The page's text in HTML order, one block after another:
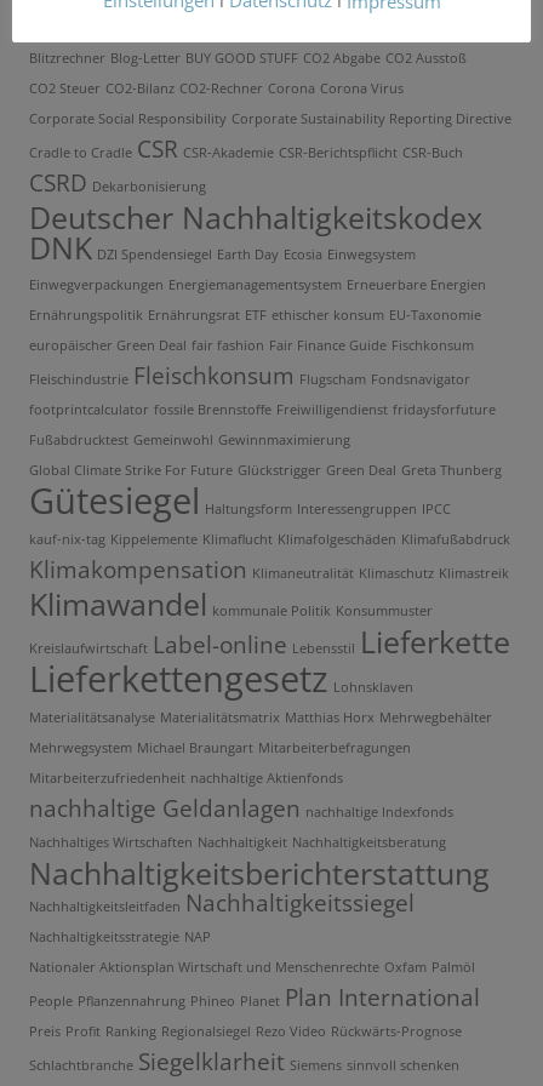
Blitzrechner Blog-Letter BUY GOOD STUFF CO2 Abgabe CO2 Ausstoß
CO2 Steuer CO2-Bilanz CO2-Rechner Corona Corona Virus
Corporate Social Responsibility Corporate Sustainability Reporting Directive
Cradle to Cradle CSR CSR-Akademie CSR-Berichtspflicht CSR-Buch
CSRD Dekarbonisierung
Deutscher Nachhaltigkeitskodex
DNK DZI Spendensiegel Earth Day Ecosia Einwegsystem
Einwegverpackungen Energiemanagementsystem Erneuerbare Energien
Ernährungspolitik Ernährungsrat ETF ethischer konsum EU-Taxonomie
europäischer Green Deal fair fashion Fair Finance Guide Fischkonsum
Fleischindustrie Fleischkonsum Flugscham Fondsnavigator
footprintcalculator fossile Brennstoffe Freiwilligendienst fridaysforfuture
Fußabdrucktest Gemeinwohl Gewinnmaximierung
Global Climate Strike For Future Glückstrigger Green Deal Greta Thunberg
Gütesiegel Haltungsform Interessengruppen IPCC
kauf-nix-tag Kippelemente Klimaflucht Klimafolgeschäden Klimafußabdruck
Klimakompensation Klimaneutralität Klimaschutz Klimastreik
Klimawandel kommunale Politik Konsummuster
Kreislaufwirtschaft Label-online Lebensstil Lieferkette
Lieferkettengesetz Lohnsklaven
Materialitätsanalyse Materialitätsmatrix Matthias Horx Mehrwegbehälter
Mehrwegsystem Michael Braungart Mitarbeiterbefragungen
Mitarbeiterzufriedenheit nachhaltige Aktienfonds
nachhaltige Geldanlagen nachhaltige Indexfonds
Nachhaltiges Wirtschaften Nachhaltigkeit Nachhaltigkeitsberatung
Nachhaltigkeitsberichterstattung
Nachhaltigkeitsleitfaden Nachhaltigkeitssiegel
Nachhaltigkeitsstrategie NAP
Nationaler Aktionsplan Wirtschaft und Menschenrechte Oxfam Palmöl
People Pflanzennahrung Phineo Planet Plan International
Preis Profit Ranking Regionalsiegel Rezo Video Rückwärts-Prognose
Schlachtbranche Siegelklarheit Siemens sinnvoll schenken